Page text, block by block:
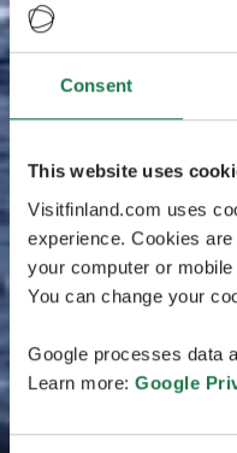
Consent
This website uses
Visitfinland.com uses
experience. Cookies
your computer or
You can change your
Google processes data
Learn more: Google